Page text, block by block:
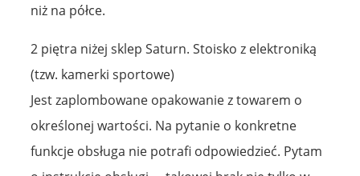
niż na półce.
2 piętra niżej sklep Saturn. Stoisko z elektroniką
(tzw. kamerki sportowe)
Jest zaplombowane opakowanie z towarem o
określonej wartości. Na pytanie o konkretne
funkcje obsługa nie potrafi odpowiedzieć. Pytam